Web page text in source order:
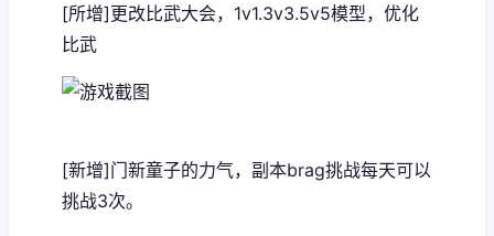
[所增]更改比武大会，1v1.3v3.5v5模型，优化
比武
[新增]门新童子的力气，副本brag挑战每天可以
挑战3次。